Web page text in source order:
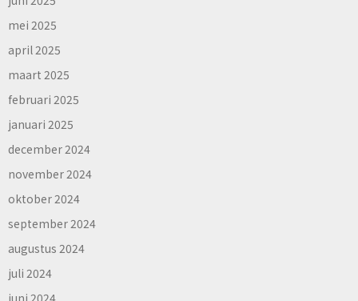
mei 2025
april 2025
maart 2025
februari 2025
januari 2025
december 2024
november 2024
oktober 2024
september 2024
augustus 2024
juli 2024